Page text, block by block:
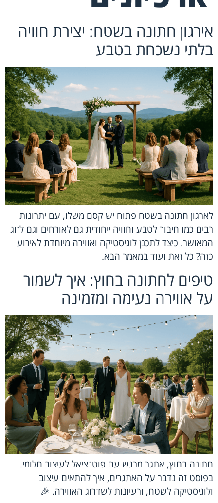
אירגון חתונה בשטח: יצירת חוויה
בלתי נשכחת בטבע
לארגון חתונה בשטח פתוח יש קסם משלו, עם יתרונות
רבים כמו חיבור לטבע וחוויה ייחודית גם לאורחים וגם לזוג
המאושר. כיצד לתכנן לוגיסטיקה ואווירה מיוחדת לאירוע
כזה? כל זאת ועוד במאמר הבא.
טיפים לחתונה בחוץ: איך לשמור
על אווירה נעימה ומזמינה
חתונה בחוץ, אתגר מרגש עם פוטנציאל לעיצוב חלומי.
בפוסט זה נדבר על האתגרים, איך להתאים עיצוב
ולוגיסטיקה לשטח, ורעיונות לשדרוג האווירה. 🎉